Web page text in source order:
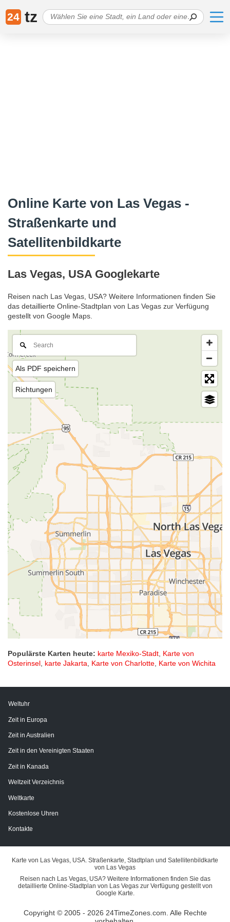
24 tz
Online Karte von Las Vegas -
Straßenkarte und
Satellitenbildkarte
Las Vegas, USA Googlekarte
Reisen nach Las Vegas, USA? Weitere Informationen finden Sie
das detaillierte Online-Stadtplan von Las Vegas zur Verfügung
gestellt von Google Maps.
Als PDF speichern
Richtungen
Populärste Karten heute: karte Mexiko-Stadt, Karte von
Osterinsel, karte Jakarta, Karte von Charlotte, Karte von Wichita
Weltuhr
Zeit in Europa
Zeit in Australien
Zeit in den Vereinigten Staaten
Zeit in Kanada
Weltzeit Verzeichnis
Weltkarte
Kostenlose Uhren
Kontakte
Karte von Las Vegas, USA. Straßenkarte, Stadtplan und Satellitenbildkarte
von Las Vegas
Reisen nach Las Vegas, USA? Weitere Informationen finden Sie das
detaillierte Online-Stadtplan von Las Vegas zur Verfügung gestellt von
Google Karte.
Copyright © 2005 - 2026 24TimeZones.com. Alle Rechte